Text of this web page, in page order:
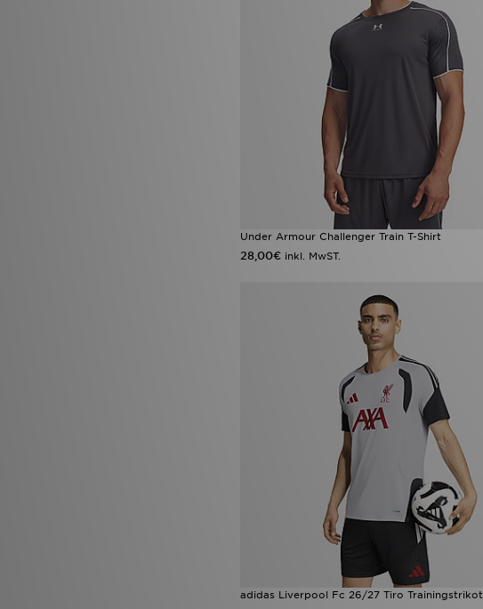
Under Armour Challenger Train T-Shirt
28,00€ inkl. MwST.
adidas Liverpool Fc 26/27 Tiro Trainingstrikot